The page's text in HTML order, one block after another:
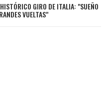
GIRO DE ITALIA: "SUEÑO
VUELTAS"